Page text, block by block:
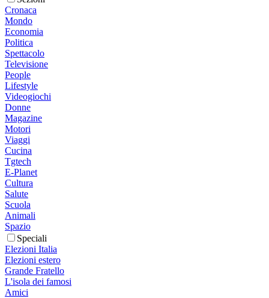
Cronaca
Mondo
Economia
Politica
Spettacolo
Televisione
People
Lifestyle
Videogiochi
Donne
Magazine
Motori
Viaggi
Cucina
Tgtech
E-Planet
Cultura
Salute
Scuola
Animali
Spazio
Speciali
Elezioni Italia
Elezioni estero
Grande Fratello
L'isola dei famosi
Amici